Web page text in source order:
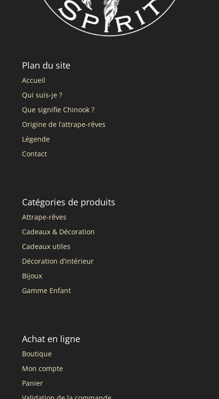
Plan du site
Accueil
Qui suis-je ?
Que signifie Chinook ?
Origine de l’attrape-rêves
Légende
Contact
Catégories de produits
Attrape-rêves
Cadeaux & Décoration
Cadeaux utiles
Décoration d’intérieur
Bijoux
Gamme Enfant
Achat en ligne
Boutique
Mon compte
Panier